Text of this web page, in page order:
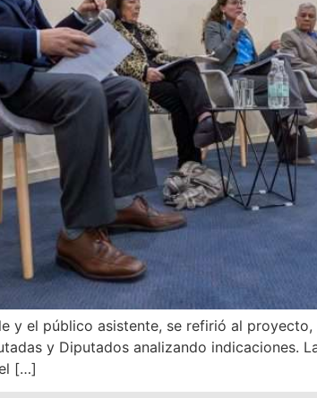
y el público asistente, se refirió al
y Diputados analizando indicaciones.
[…]